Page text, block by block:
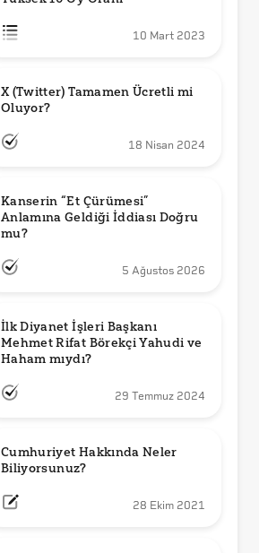
10 Mart 2023
X (Twitter) Tamamen Ücretli mi
Oluyor?
18 Nisan 2024
Kanserin “Et Çürümesi”
Anlamına Geldiği İddiası Doğru
mu?
5 Ağustos 2026
İlk Diyanet İşleri Başkanı
Mehmet Rifat Börekçi Yahudi ve
Haham mıydı?
29 Temmuz 2024
Cumhuriyet Hakkında Neler
Biliyorsunuz?
28 Ekim 2021